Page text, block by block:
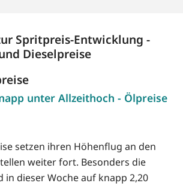
Spritpreis-Entwicklung -
Dieselpreise
unter Allzeithoch - Ölpreise
setzen ihren Höhenflug an den
weiter fort. Besonders die
in dieser Woche auf knapp 2,20